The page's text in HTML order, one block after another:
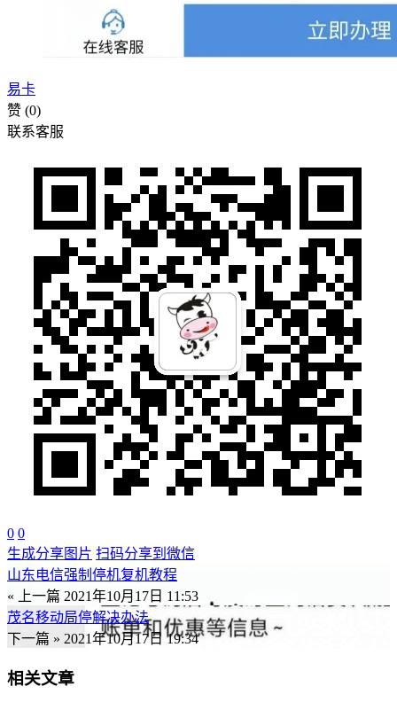
易卡
赞 (0)
联系客服
0 0
生成分享图片 扫码分享到微信
山东电信强制停机复机教程
« 上一篇 2021年10月17日 11:53
茂名移动局停解决办法
下一篇 » 2021年10月17日 19:34
相关文章